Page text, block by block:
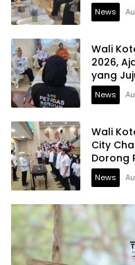
News
Wali
2026,
yang
News
Wali
City
Dorong
News